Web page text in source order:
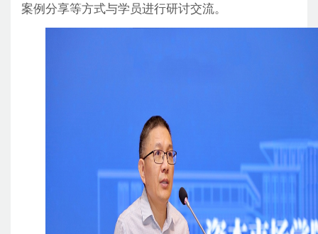
案例分享等方式与学员进行研讨交流。